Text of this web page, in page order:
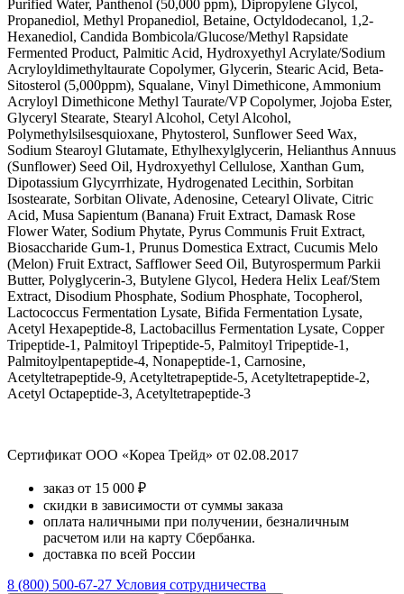
Purified Water, Panthenol (50,000 ppm), Dipropylene Glycol,
Propanediol, Methyl Propanediol, Betaine, Octyldodecanol, 1,2-
Hexanediol, Candida Bombicola/Glucose/Methyl Rapsidate
Fermented Product, Palmitic Acid, Hydroxyethyl Acrylate/Sodium
Acryloyldimethyltaurate Copolymer, Glycerin, Stearic Acid, Beta-
Sitosterol (5,000ppm), Squalane, Vinyl Dimethicone, Ammonium
Acryloyl Dimethicone Methyl Taurate/VP Copolymer, Jojoba Ester,
Glyceryl Stearate, Stearyl Alcohol, Cetyl Alcohol,
Polymethylsilsesquioxane, Phytosterol, Sunflower Seed Wax,
Sodium Stearoyl Glutamate, Ethylhexylglycerin, Helianthus Annuus
(Sunflower) Seed Oil, Hydroxyethyl Cellulose, Xanthan Gum,
Dipotassium Glycyrrhizate, Hydrogenated Lecithin, Sorbitan
Isostearate, Sorbitan Olivate, Adenosine, Cetearyl Olivate, Citric
Acid, Musa Sapientum (Banana) Fruit Extract, Damask Rose
Flower Water, Sodium Phytate, Pyrus Communis Fruit Extract,
Biosaccharide Gum-1, Prunus Domestica Extract, Cucumis Melo
(Melon) Fruit Extract, Safflower Seed Oil, Butyrospermum Parkii
Butter, Polyglycerin-3, Butylene Glycol, Hedera Helix Leaf/Stem
Extract, Disodium Phosphate, Sodium Phosphate, Tocopherol,
Lactococcus Fermentation Lysate, Bifida Fermentation Lysate,
Acetyl Hexapeptide-8, Lactobacillus Fermentation Lysate, Copper
Tripeptide-1, Palmitoyl Tripeptide-5, Palmitoyl Tripeptide-1,
Palmitoylpentapeptide-4, Nonapeptide-1, Carnosine,
Acetyltetrapeptide-9, Acetyltetrapeptide-5, Acetyltetrapeptide-2,
Acetyl Octapeptide-3, Acetyltetrapeptide-3
Сертификат ООО «Кореа Трейд» от 02.08.2017
заказ от 15 000 ₽
скидки в зависимости от суммы заказа
оплата наличными при получении, безналичным
расчетом или на карту Сбербанка.
доставка по всей России
8 (800) 500-67-27 Условия сотрудничества